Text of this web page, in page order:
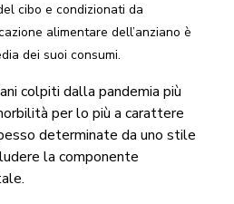
cibo e condizionati da
alimentare dell’anziano è
dei suoi consumi.
colpiti dalla pandemia più
per lo più a carattere
determinate da uno stile
la componente